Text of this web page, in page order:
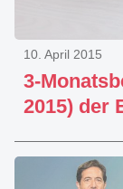
3-
2015) der
10. April 2015